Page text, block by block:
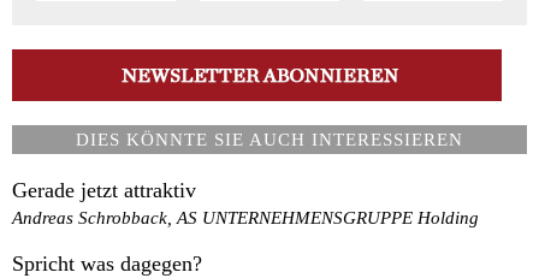
DIES KÖNNTE SIE AUCH INTERESSIEREN
Gerade jetzt attraktiv
Andreas Schrobback, AS UNTERNEHMENSGRUPPE Holding
Spricht was dagegen?